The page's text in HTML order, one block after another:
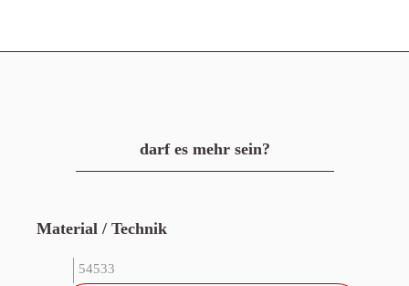
darf es mehr sein?
Material / Technik
54533